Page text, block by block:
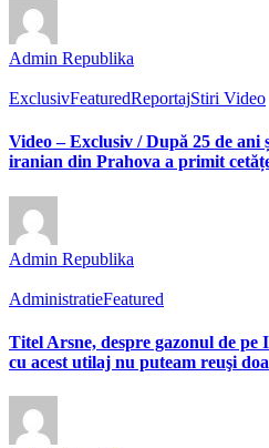
Admin Republika
ExclusivFeaturedReportajStiri Video
Video – Exclusiv / După 25 de
iranian din Prahova a primit
Admin Republika
AdministratieFeatured
Titel Arsne, despre gazonul de pe
cu acest utilaj nu puteam reuşi